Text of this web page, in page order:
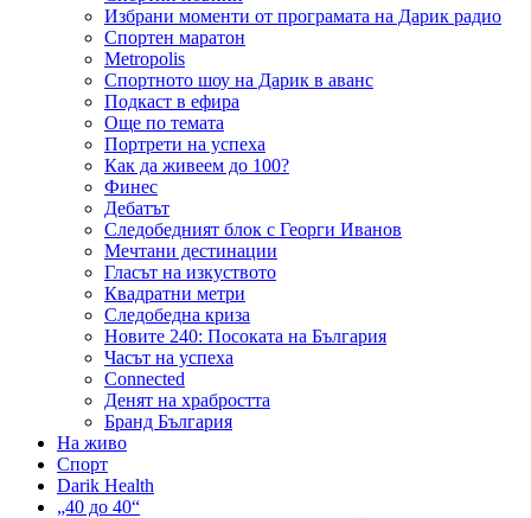
Избрани моменти от програмата на Дарик радио
Спортен маратон
Metropolis
Спортното шоу на Дарик в аванс
Подкаст в ефира
Още по темата
Портрети на успеха
Как да живеем до 100?
Финес
Дебатът
Следобедният блок с Георги Иванов
Мечтани дестинации
Гласът на изкуството
Квадратни метри
Следобедна криза
Новите 240: Посоката на България
Часът на успеха
Connected
Денят на храбростта
Бранд България
На живо
Спорт
Darik Health
„40 до 40“